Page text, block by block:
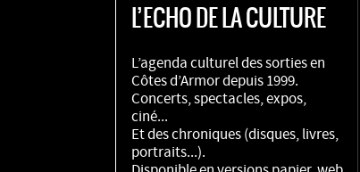
L’ECHO DE LA CULTURE
L’agenda culturel des sorties en
Côtes d’Armor depuis 1999.
Concerts, spectacles, expos,
ciné...
Et des chroniques (disques, livres,
portraits...).